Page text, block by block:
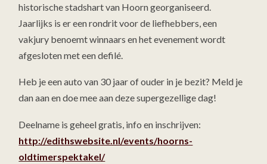
historische stadshart van Hoorn georganiseerd.
Jaarlijks is er een rondrit voor de liefhebbers, een
vakjury benoemt winnaars en het evenement wordt
afgesloten met een defilé.
Heb je een auto van 30 jaar of ouder in je bezit? Meld je
dan aan en doe mee aan deze supergezellige dag!
Deelname is geheel gratis, info en inschrijven:
http://edithswebsite.nl/events/hoorns-
oldtimerspektakel/